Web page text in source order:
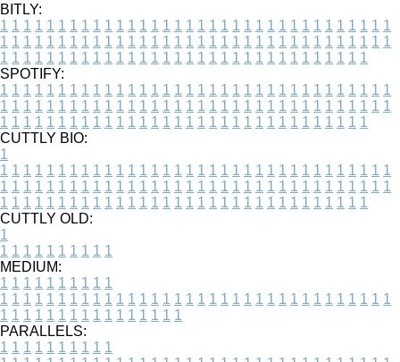
BITLY:
1 1 1 1 1 1 1 1 1 1 1 1 1 1 1 1 1 1 1 1 1 1 1 1 1 1 1 1 1 1 1 1 1 1
1 1 1 1 1 1 1 1 1 1 1 1 1 1 1 1 1 1 1 1 1 1 1 1 1 1 1 1 1 1 1 1 1 1
1 1 1 1 1 1 1 1 1 1 1 1 1 1 1 1 1 1 1 1 1 1 1 1 1 1 1 1 1 1 1 1
SPOTIFY:
1 1 1 1 1 1 1 1 1 1 1 1 1 1 1 1 1 1 1 1 1 1 1 1 1 1 1 1 1 1 1 1 1 1
1 1 1 1 1 1 1 1 1 1 1 1 1 1 1 1 1 1 1 1 1 1 1 1 1 1 1 1 1 1 1 1 1 1
1 1 1 1 1 1 1 1 1 1 1 1 1 1 1 1 1 1 1 1 1 1 1 1 1 1 1 1 1 1 1 1
CUTTLY BIO:
1
1 1 1 1 1 1 1 1 1 1 1 1 1 1 1 1 1 1 1 1 1 1 1 1 1 1 1 1 1 1 1 1 1 1
1 1 1 1 1 1 1 1 1 1 1 1 1 1 1 1 1 1 1 1 1 1 1 1 1 1 1 1 1 1 1 1 1 1
1 1 1 1 1 1 1 1 1 1 1 1 1 1 1 1 1 1 1 1 1 1 1 1 1 1 1 1 1 1 1 1
CUTTLY OLD:
1
1 1 1 1 1 1 1 1 1 1
MEDIUM:
1 1 1 1 1 1 1 1 1 1
1 1 1 1 1 1 1 1 1 1 1 1 1 1 1 1 1 1 1 1 1 1 1 1 1 1 1 1 1 1 1 1 1 1
1 1 1 1 1 1 1 1 1 1 1 1 1 1 1 1
PARALLELS:
1 1 1 1 1 1 1 1 1 1